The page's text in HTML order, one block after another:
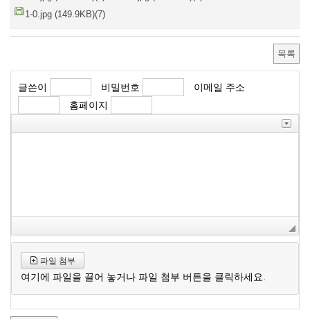
1-0.jpg (149.9KB)(7)
목록
글쓴이 비밀번호
이메일 주소
홈페이지
파일 첨부
여기에 파일을 끌어 놓거나 파일 첨부 버튼을 클릭하세요.